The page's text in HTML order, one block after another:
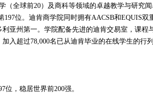
（全球前20）及商科等领域的卓越教学与研究闻
位。迪肯商学院同时拥有AACSB和EQUIS双
亚州第一。学院配备先进的迪肯交易室，课程
入超过78,000名已从迪肯毕业的在线学生的行
位，稳居世界前200强。